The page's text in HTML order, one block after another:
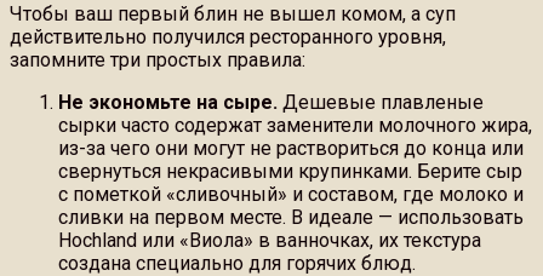
Чтобы ваш первый блин не вышел комом, а суп
действительно получился ресторанного уровня,
запомните три простых правила:
Не экономьте на сыре. Дешевые плавленые
сырки часто содержат заменители молочного жира,
из-за чего они могут не раствориться до конца или
свернуться некрасивыми крупинками. Берите сыр
с пометкой «сливочный» и составом, где молоко и
сливки на первом месте. В идеале — использовать
Hochland или «Виола» в ванночках, их текстура
создана специально для горячих блюд.